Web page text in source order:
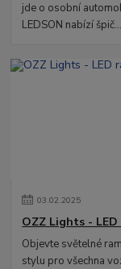
jde o osobní
LEDSON nabízí
03.02.2025
OZZ Lights -
Objevte světelné
stylu pro všechna